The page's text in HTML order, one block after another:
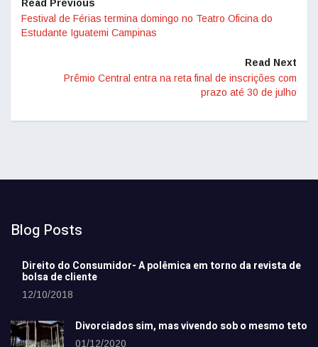
Read Previous
Festival de Férias termina domingo no Teatro Oficina do
Estudante Iguatemi Campinas
Read Next
Prêmio Central entra na reta final de inscrições com
prazo até 30 de julho
Blog Posts
Direito do Consumidor- A polêmica em torno da revista de
bolsa de cliente
12/10/2018
Divorciados sim, mas vivendo sob o mesmo teto
01/12/2020